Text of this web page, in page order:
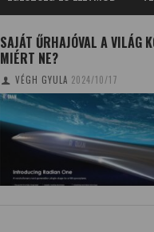
SAJÁT ŰRHAJÓVAL A VILÁG
MIÉRT NE?
VÉGH GYULA 2024/10/17